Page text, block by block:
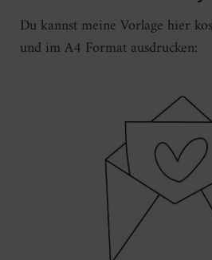
Du kannst meine Vorlage hier
und im A4 Format ausdrucken: